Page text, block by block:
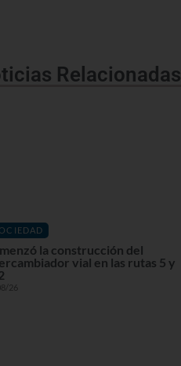
Relacionadas
la construcción del
vial en las rutas 5 y
26